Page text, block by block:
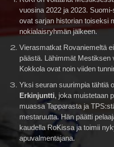
vuosina 2022 ja 2023.
ovat sarjan historian toiseksi
nokialaisryhmän jälkeen.
Vierasmatkat Rovaniemeltä
päästä. Lähimmät Mestiksen
Kokkola ovat noin viiden
Yksi seuran suurimpia tähtiä
Erkinjuntti , joka muistetaan
muassa Tapparasta ja
mestaruutta. Hän päätti
kaudella RoKissa ja toimii
apuvalmentajana.